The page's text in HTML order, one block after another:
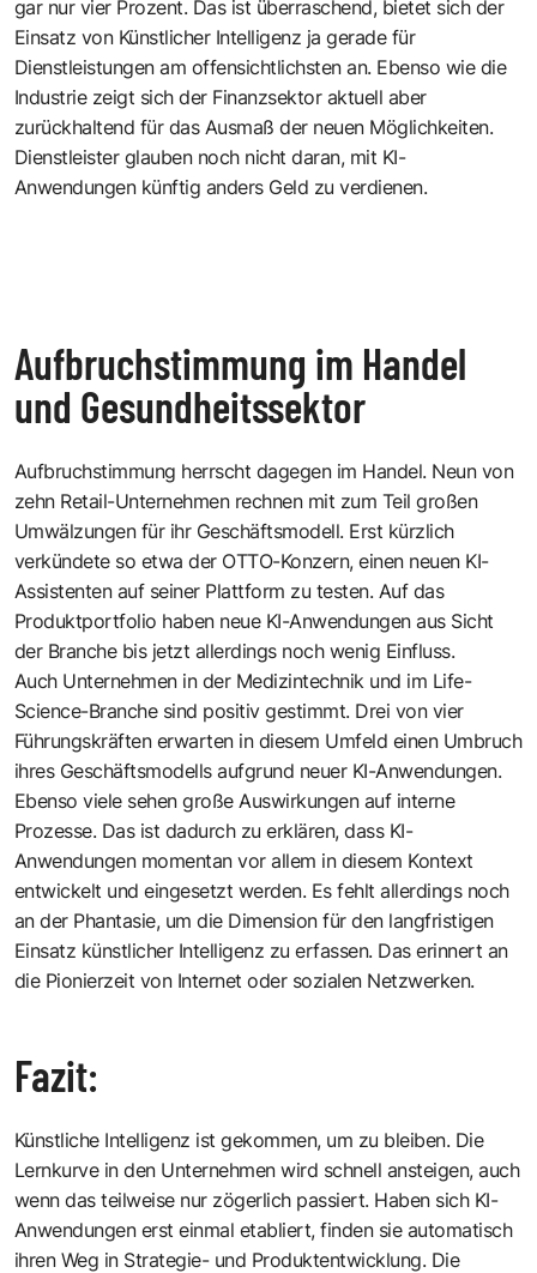
gar nur vier Prozent. Das ist überraschend, bietet sich der
Einsatz von Künstlicher Intelligenz ja gerade für
Dienstleistungen am offensichtlichsten an. Ebenso wie die
Industrie zeigt sich der Finanzsektor aktuell aber
zurückhaltend für das Ausmaß der neuen Möglichkeiten.
Dienstleister glauben noch nicht daran, mit KI-
Anwendungen künftig anders Geld zu verdienen.
Aufbruchstimmung im Handel
und Gesundheitssektor
Aufbruchstimmung herrscht dagegen im Handel. Neun von
zehn Retail-Unternehmen rechnen mit zum Teil großen
Umwälzungen für ihr Geschäftsmodell. Erst kürzlich
verkündete so etwa der OTTO-Konzern, einen neuen KI-
Assistenten auf seiner Plattform zu testen. Auf das
Produktportfolio haben neue KI-Anwendungen aus Sicht
der Branche bis jetzt allerdings noch wenig Einfluss.
Auch Unternehmen in der Medizintechnik und im Life-
Science-Branche sind positiv gestimmt. Drei von vier
Führungskräften erwarten in diesem Umfeld einen Umbruch
ihres Geschäftsmodells aufgrund neuer KI-Anwendungen.
Ebenso viele sehen große Auswirkungen auf interne
Prozesse. Das ist dadurch zu erklären, dass KI-
Anwendungen momentan vor allem in diesem Kontext
entwickelt und eingesetzt werden. Es fehlt allerdings noch
an der Phantasie, um die Dimension für den langfristigen
Einsatz künstlicher Intelligenz zu erfassen. Das erinnert an
die Pionierzeit von Internet oder sozialen Netzwerken.
Fazit:
Künstliche Intelligenz ist gekommen, um zu bleiben. Die
Lernkurve in den Unternehmen wird schnell ansteigen, auch
wenn das teilweise nur zögerlich passiert. Haben sich KI-
Anwendungen erst einmal etabliert, finden sie automatisch
ihren Weg in Strategie- und Produktentwicklung. Die